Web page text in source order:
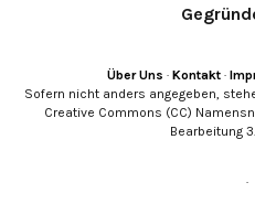
Über Uns · Kontakt ·
Sofern nicht anders angegeben,
Creative Commons (CC)
Bearbeitung